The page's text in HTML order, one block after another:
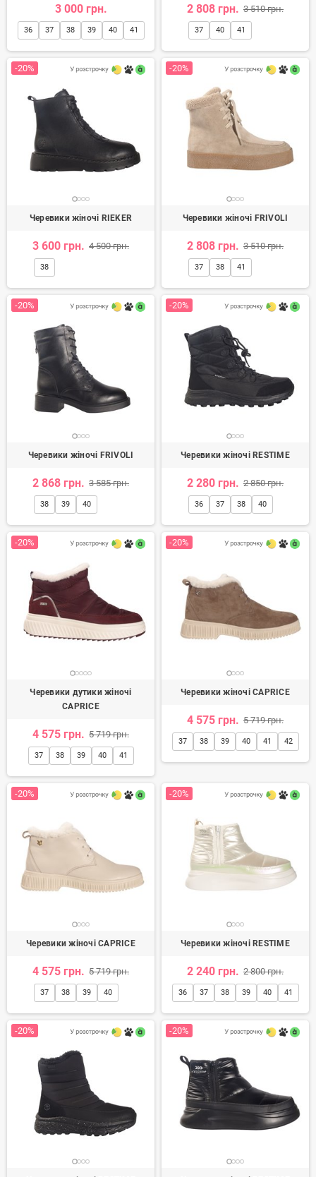
Жіночі черевики в інтернет магазині Mercury Shoesце
доступна ціна, хороший асортимент та швидка доставка по
Україні. У нашому онлайн каталозі можнанедорого купити
жіночі черевикивідомих українських та світових
виробників.
3 000 грн.
36 37 38 39 40 41
2 808 грн. 3 510 грн.
37 40 41
-20%
Черевики жіночі RIEKER
3 600 грн. 4 500 грн.
38
-20%
Черевики жіночі FRIVOLI
2 808 грн. 3 510 грн.
37 38 41
-20%
Черевики жіночі FRIVOLI
2 868 грн. 3 585 грн.
38 39 40
-20%
Черевики жіночі RESTIME
2 280 грн. 2 850 грн.
36 37 38 40
-20%
Черевики дутики жіночі
CAPRICE
4 575 грн. 5 719 грн.
37 38 39 40 41
-20%
Черевики жіночі CAPRICE
4 575 грн. 5 719 грн.
37 38 39 40 41 42
-20%
Черевики жіночі CAPRICE
4 575 грн. 5 719 грн.
37 38 39 40
-20%
Черевики жіночі RESTIME
2 240 грн. 2 800 грн.
36 37 38 39 40 41
-20% -20%